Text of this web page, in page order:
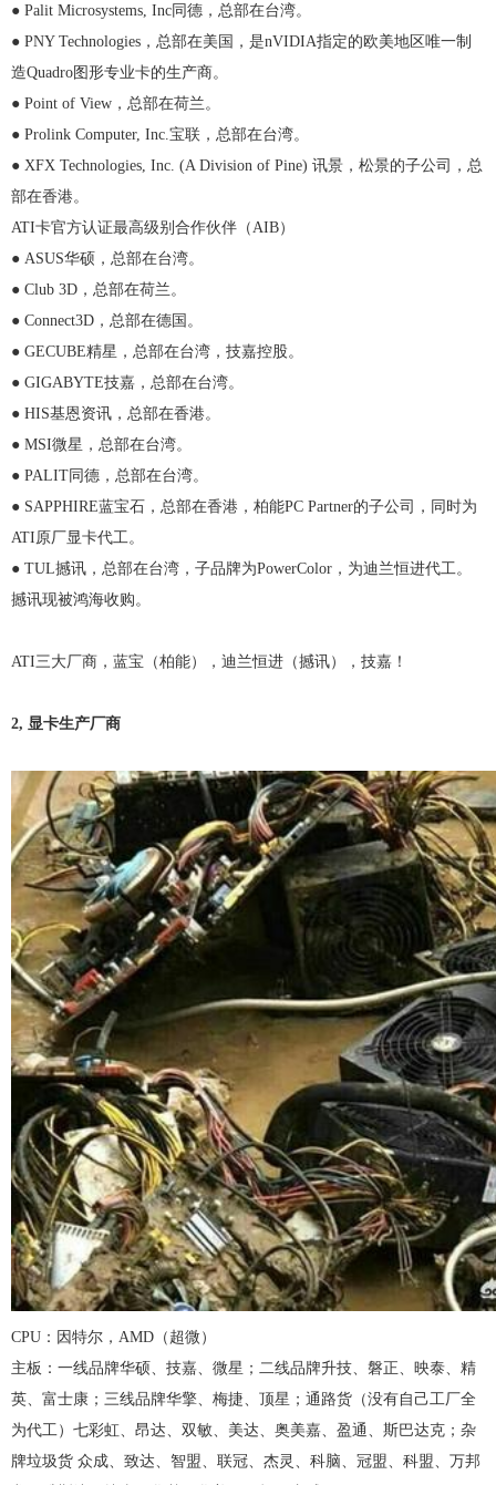
● Palit Microsystems, Inc同德，总部在台湾。
● PNY Technologies，总部在美国，是nVIDIA指定的欧美地区唯一制
造Quadro图形专业卡的生产商。
● Point of View，总部在荷兰。
● Prolink Computer, Inc.宝联，总部在台湾。
● XFX Technologies, Inc. (A Division of Pine) 讯景，松景的子公司，总
部在香港。
ATI卡官方认证最高级别合作伙伴（AIB）
● ASUS华硕，总部在台湾。
● Club 3D，总部在荷兰。
● Connect3D，总部在德国。
● GECUBE精星，总部在台湾，技嘉控股。
● GIGABYTE技嘉，总部在台湾。
● HIS基恩资讯，总部在香港。
● MSI微星，总部在台湾。
● PALIT同德，总部在台湾。
● SAPPHIRE蓝宝石，总部在香港，柏能PC Partner的子公司，同时为
ATI原厂显卡代工。
● TUL撼讯，总部在台湾，子品牌为PowerColor，为迪兰恒进代工。
撼讯现被鸿海收购。
ATI三大厂商，蓝宝（柏能），迪兰恒进（撼讯），技嘉！
2, 显卡生产厂商
CPU：因特尔，AMD（超微）
主板：一线品牌华硕、技嘉、微星；二线品牌升技、磐正、映泰、精
英、富士康；三线品牌华擎、梅捷、顶星；通路货（没有自己工厂全
为代工）七彩虹、昂达、双敏、美达、奥美嘉、盈通、斯巴达克；杂
牌垃圾货 众成、致达、智盟、联冠、杰灵、科脑、冠盟、科盟、万邦